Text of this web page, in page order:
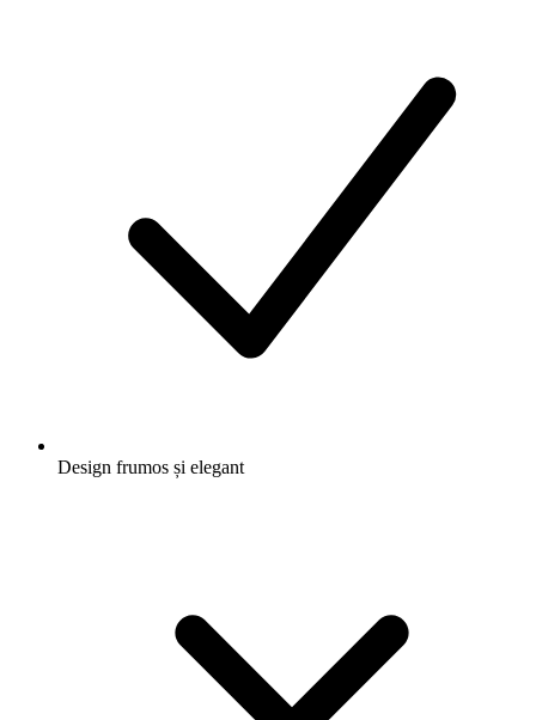
Design frumos și elegant